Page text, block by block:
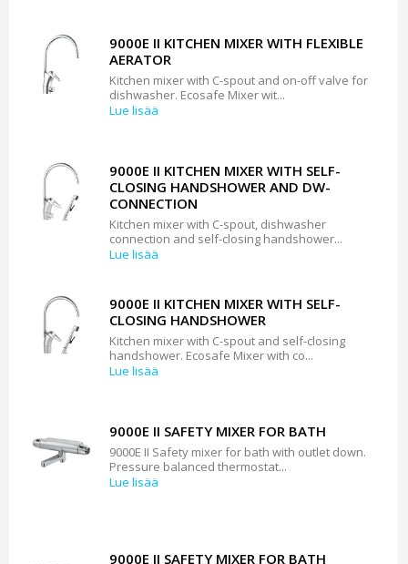
9000E II KITCHEN MIXER WITH FLEXIBLE
AERATOR
Kitchen mixer with C-spout and on-off valve for
dishwasher. Ecosafe Mixer wit...
Lue lisää
9000E II KITCHEN MIXER WITH SELF-
CLOSING HANDSHOWER AND DW-
CONNECTION
Kitchen mixer with C-spout, dishwasher
connection and self-closing handshower...
Lue lisää
9000E II KITCHEN MIXER WITH SELF-
CLOSING HANDSHOWER
Kitchen mixer with C-spout and self-closing
handshower. Ecosafe Mixer with co...
Lue lisää
9000E II SAFETY MIXER FOR BATH
9000E II Safety mixer for bath with outlet down.
Pressure balanced thermostat...
Lue lisää
9000E II SAFETY MIXER FOR BATH